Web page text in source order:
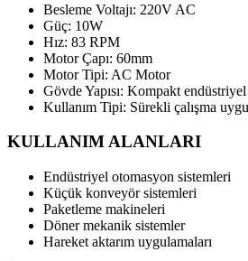
Besleme Voltajı: 220V AC
Güç: 10W
Hız: 83 RPM
Motor Çapı: 60mm
Motor Tipi: AC Motor
Gövde Yapısı: Kompakt endüstriyel
Kullanım Tipi: Sürekli çalışma
KULLANIM ALANLARI
Endüstriyel otomasyon sistemleri
Küçük konveyör sistemleri
Paketleme makineleri
Döner mekanik sistemler
Hareket aktarım uygulamaları